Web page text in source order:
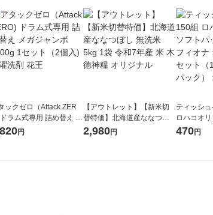
ックゼロ（Attack ZER
ラム式専用 詰め替え メ
ャンボ 2300g 1セット
円
【アウトレット】【新米切
替特価】北海道産ななつぼ
し 無洗米 5kg 1袋 令和7年産
2,980円
ティッシ
ロハコオ
ックティッ
470円